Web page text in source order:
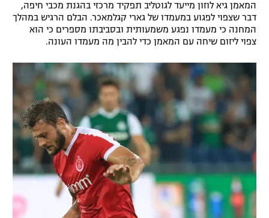
מדיניות פרטיות
תקנון פעילות ספורט 1
רשיון להקרנה פומבית לבית עסק
הצטרפות לחבילת הערוצים
לוח דרושים – ג'ובנט
תגיות
המגזין
גיימינג E-Sports
המאמן גיא לוזון מייעד לגוטליב תפקיד מרכזי בהגנת מכבי חיפה,
דבר שצפוי לפגוע במעמדו של גארי קגלמאכר. הבלם הרגיש במהלך
המחנה כי מעמדו נפגע משמעותית ובסביבתו מספרים כי הוא
צפוי ליזום שיחה עם המאמן כדי להבין מה מעמדו העונה.